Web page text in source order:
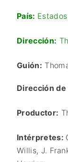
País:
Dirección:
Guión:
Dirección
Productor:
Intérpretes:
Willis, J.